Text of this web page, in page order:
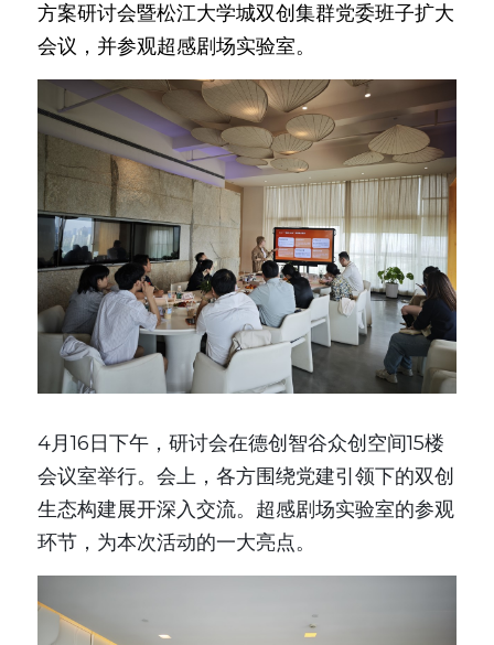
方案研讨会暨松江大学城双创集群党委班子扩大
会议，并参观超感剧场实验室。
4月16日下午，研讨会在德创智谷众创空间15楼
会议室举行。会上，各方围绕党建引领下的双创
生态构建展开深入交流。超感剧场实验室的参观
环节，为本次活动的一大亮点。